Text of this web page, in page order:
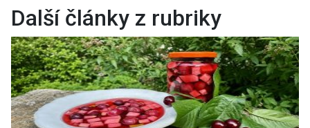
Další články z rubriky